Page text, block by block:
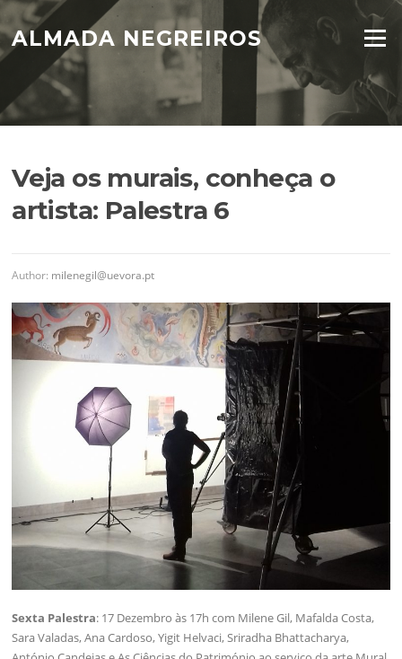
to
content
ALMADA NEGREIROS Menu
Veja os murais, conheça o
artista: Palestra 6
Author: milenegil@uevora.pt
Sexta Palestra: 17 Dezembro às 17h com Milene Gil, Mafalda Costa,
Sara Valadas, Ana Cardoso, Yigit Helvaci, Sriradha Bhattacharya,